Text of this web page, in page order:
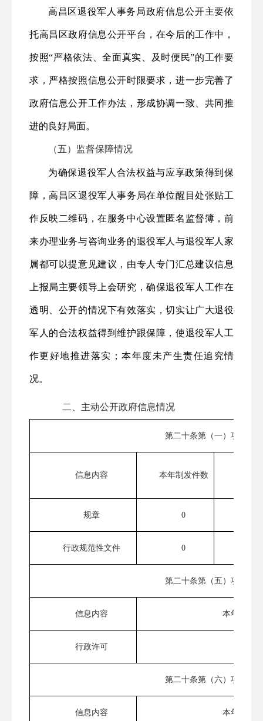
高昌区退役军人事务局政府信息公开主要依
托高昌区政府信息公开平台，在今后的工作中，
按照“严格依法、全面真实、及时便民”的工作要
求，严格按照信息公开时限要求，进一步完善了
政府信息公开工作办法，形成协调一致、共同推
进的良好局面。
（五）监督保障情况
为确保退役军人合法权益与应享政策得到保
障，高昌区退役军人事务局在单位醒目处张贴工
作反映二维码，在服务中心设置匿名 监督簿 ，前
来办理业务与咨询业务的退役军人与退役军人家
属都可以提意见建议，由专人 专门汇总建议信息
上报局主要领导上会研究，确保退役军人工作在
透明、公开的情况下有效落实 ，切实让广大退役
军人的合法权益得到维护跟保障，使退役军人工
作更好地推进落实；本年度未产生责任追究情
况。
二、主动公开政府信息情况
第二十条第（一）项
信息内容 本年制发件数
规章 0
行政规范性文件 0
第二十条第（五）项
信息内容 本年处理
行政许可
第二十条第（六）项
信息内容 本年处理